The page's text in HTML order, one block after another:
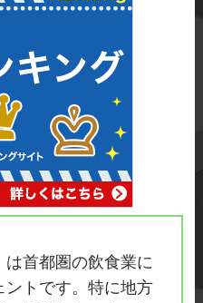
は首都圏の飲食業に
ントです。特に地方